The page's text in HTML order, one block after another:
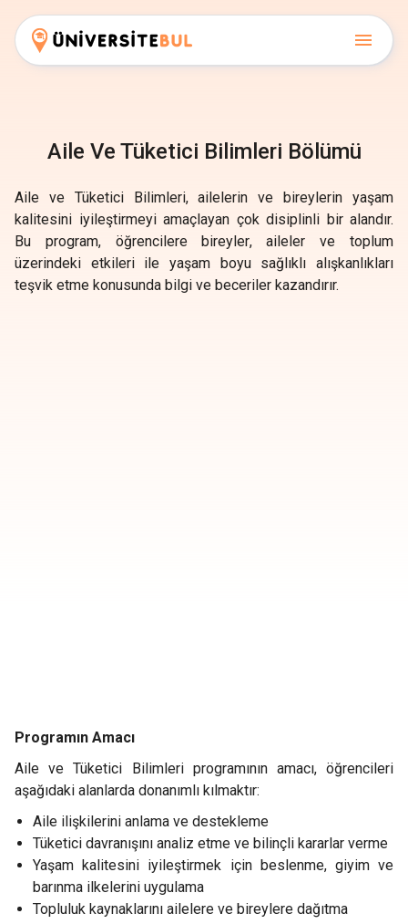
Aile Ve Tüketici Bilimleri Bölümü
Aile ve Tüketici Bilimleri, ailelerin ve bireylerin yaşam
kalitesini iyileştirmeyi amaçlayan çok disiplinli bir alandır.
Bu program, öğrencilere bireyler, aileler ve toplum
üzerindeki etkileri ile yaşam boyu sağlıklı alışkanlıkları
teşvik etme konusunda bilgi ve beceriler kazandırır.
Programın Amacı
Aile ve Tüketici Bilimleri programının amacı, öğrencileri
aşağıdaki alanlarda donanımlı kılmaktır:
Aile ilişkilerini anlama ve destekleme
Tüketici davranışını analiz etme ve bilinçli kararlar verme
Yaşam kalitesini iyileştirmek için beslenme, giyim ve
barınma ilkelerini uygulama
Topluluk kaynaklarını ailelere ve bireylere dağıtma